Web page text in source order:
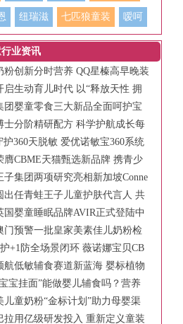
纽瑞滋 七匹狼童装 嗳呵
业资讯
粉创新分时营养 QQ星榛高早晚装
全天活力
启生动育儿时代 以“释放天性 拥
书写品牌新篇章
团婴童零食三大新品全面呵护宝
长
士分阶精研配方 科学护航成长每
护360天脱敏 爱优诺敏宝360系统
养方案
膺CBME天猫甄选新品牌 携青少
榜产品亮相
子集团两项研究亮相新加坡Conne
旗舰科学会议
出任青蛙王子儿童护肤代言人 共
慢长大更强大的育儿主张
国婴童睡眠品牌AVIR正式登陆中
门预警一批皇家美素佳儿奶粉检
品牌方称符合食品安全标准
+1防全场景闭环 薇诺娜宝贝CB
婴童护理新范式
航低敏辅食赛道新蓝海 婴标植物
树立行业安全新标杆
宝挂面”能做婴儿辅食吗？营养
？
儿童奶粉“金标计划”助力母婴渠
拉用亿级研发投入 重新定义童装